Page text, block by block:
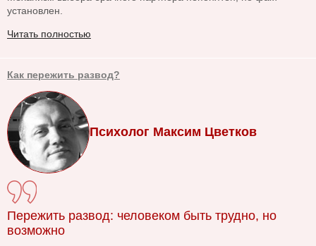
установлен.
Читать полностью
Как пережить развод?
Психолог Максим Цветков
Пережить развод: человеком быть трудно, но
возможно